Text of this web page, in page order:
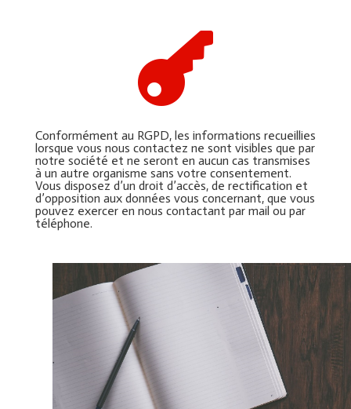

Conformément au RGPD, les informations recueillies
lorsque vous nous contactez ne sont visibles que par
notre société et ne seront en aucun cas transmises
à un autre organisme sans votre consentement.
Vous disposez d’un droit d’accès, de rectification et
d’opposition aux données vous concernant, que vous
pouvez exercer en nous contactant par mail ou par
téléphone.
Météo à Toulouse
27°C
Ensoleillé